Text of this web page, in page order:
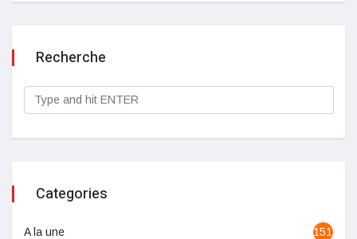
Recherche
Categories
A la une 1513